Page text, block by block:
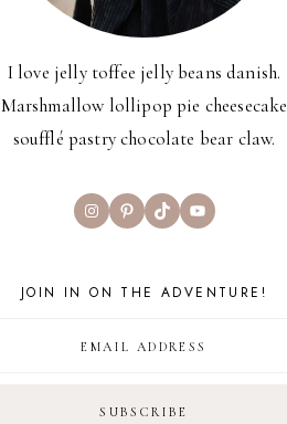
I love jelly toffee jelly beans danish.
Marshmallow lollipop pie cheesecake
soufflé pastry chocolate bear claw.
InstagramPinterest
TikTokYouTube
JOIN IN ON THE ADVENTURE!